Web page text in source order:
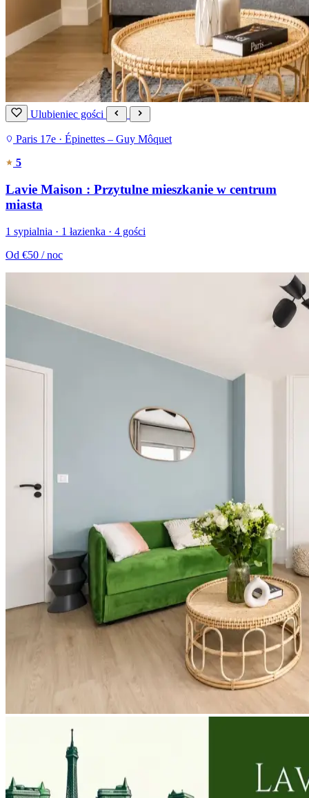
Ulubieniec gości
Paris 17e · Épinettes – Guy Môquet
5
Lavie Maison : Przytulne mieszkanie w centrum
miasta
1 sypialnia · 1 łazienka · 4 gości
Od €50 / noc